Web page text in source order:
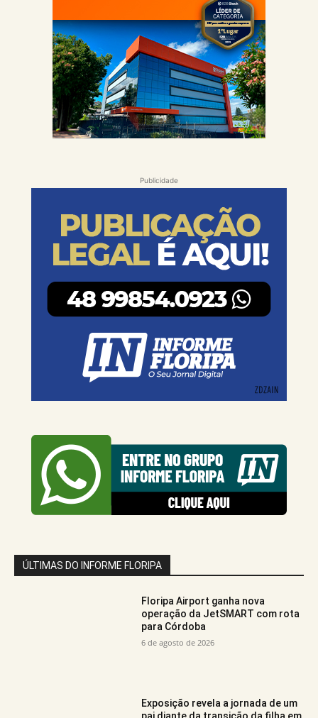
Publicidade
ÚLTIMAS DO INFORME FLORIPA
Floripa Airport ganha nova
operação da JetSMART com rota
para Córdoba
6 de agosto de 2026
Exposição revela a jornada de um